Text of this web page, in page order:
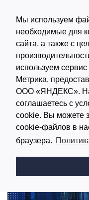
Мы используем
необходимые для
сайта, а также с
используем
Метрика,
ООО «ЯНДЕКС».
соглашаетесь с
cookie. Вы можете
cookie-файлов в
браузера.
В камере
залетный, день
мужчине нужно
для нормальной
баланда с
ккал. В
кружку кипятка
ккал. Человек
свой проступок.